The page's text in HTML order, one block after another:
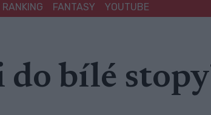
RANKING FANTASY YOUTUBE
bílé